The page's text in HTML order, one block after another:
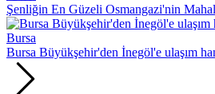
Şenliğin En Güzeli Osmangazi'nin
Bursa
Bursa Büyükşehir'den İnegöl'e ulaşım